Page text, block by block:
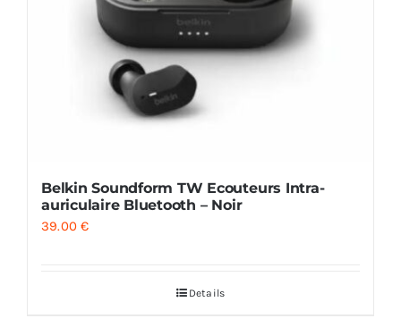
Belkin Soundform TW Ecouteurs Intra-
auriculaire Bluetooth – Noir
39.00€
Details